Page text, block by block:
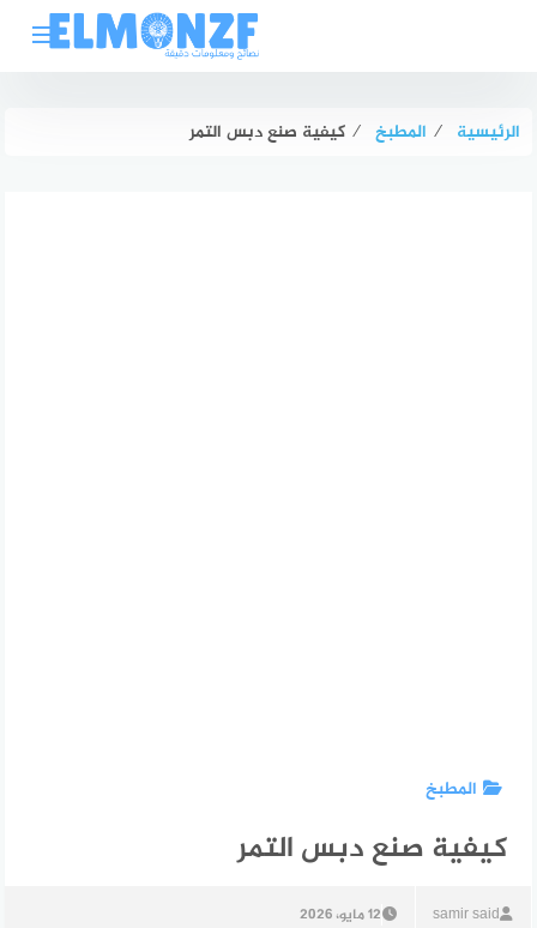
الرئيسية ⁄ المطبخ ⁄ كيفية صنع دبس التمر
المطبخ
كيفية صنع دبس التمر
samir said 12 مايو، 2026